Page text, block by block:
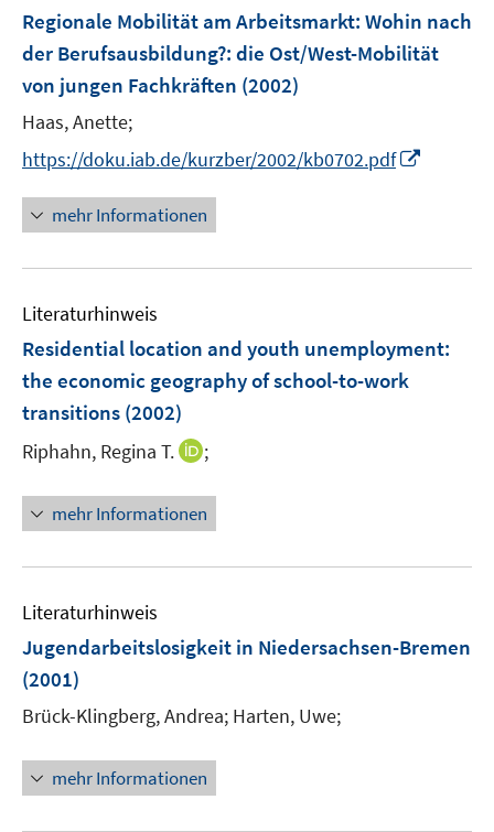
Regionale Mobilität am Arbeitsmarkt: Wohin nach
der Berufsausbildung?: die Ost/West-Mobilität
von jungen Fachkräften (2002)
Haas, Anette;
https://doku.iab.de/kurzber/2002/kb0702.pdf
u
F
n
mehr Informationen
Literaturhinweis
Residential location and youth unemployment:
the economic geography of school-to-work
transitions (2002)
Riphahn, Regina T.
I
n
e
e
s
e
r
;
mehr Informationen
Literaturhinweis
Jugendarbeitslosigkeit in Niedersachsen-Bremen
(2001)
Brück-Klingberg, Andrea; Harten, Uwe;
mehr Informationen